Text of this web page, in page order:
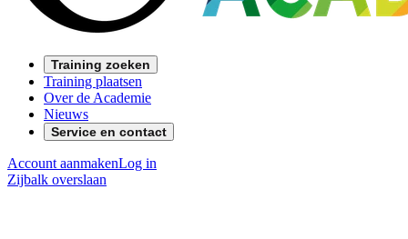
Training zoeken
Training plaatsen
Over de Academie
Nieuws
Service en contact
Account aanmakenLog in
Zijbalk overslaan